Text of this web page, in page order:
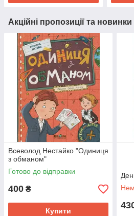
Акційні пропозиції та новинки
Всеволод Нестайко "Одиниця
з обманом"
Готово до відправки
400 ₴
Купити